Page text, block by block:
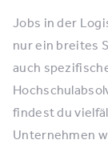
Jobs in der
nur ein breites
auch
findest du
Unternehmen